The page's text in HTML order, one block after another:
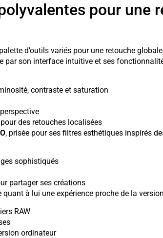
pour une
d’outils variés pour une retouche
par son interface intuitive et ses
contraste et saturation
des retouches localisées
, prisée pour ses filtres esthétiques inspirés
sophistiqués
partager ses créations
à lui une expérience proche de la
RAW
ordinateur